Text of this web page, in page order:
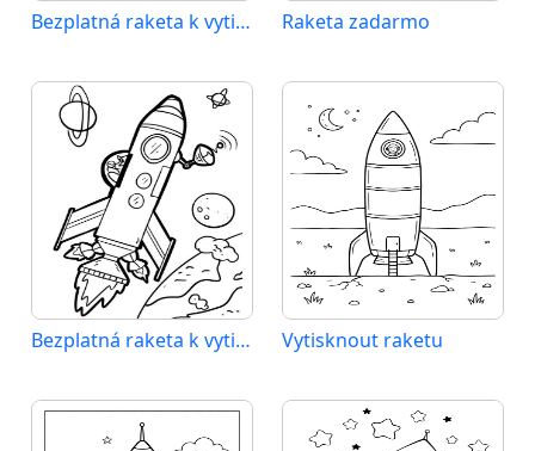
Bezplatná raketa k vytištění Raketa zadarmo
Bezplatná raketa k vytisknutí Vytisknout raketu